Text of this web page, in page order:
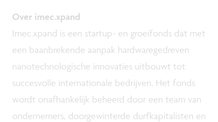
Over imec.xpand
Imec.xpand is een startup- en groeifonds dat met
een baanbrekende aanpak hardwaregedreven
nanotechnologische innovaties uitbouwt tot
succesvolle internationale bedrijven. Het fonds
wordt onafhankelijk beheerd door een team van
ondernemers, doorgewinterde durfkapitalisten en